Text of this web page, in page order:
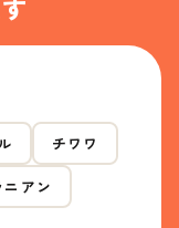
チワワ
アン